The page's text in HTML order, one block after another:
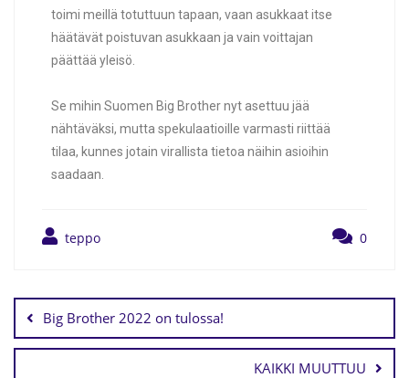
toimi meillä totuttuun tapaan, vaan asukkaat itse
häätävät poistuvan asukkaan ja vain voittajan
päättää yleisö.
Se mihin Suomen Big Brother nyt asettuu jää
nähtäväksi, mutta spekulaatioille varmasti riittää
tilaa, kunnes jotain virallista tietoa näihin asioihin
saadaan.
teppo 0
Big Brother 2022 on tulossa!
KAIKKI MUUTTUU